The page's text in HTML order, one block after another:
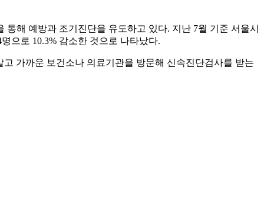
해 예방과 조기진단을 유도하고 있다. 지난 7월 기준 서울시
으로 10.3% 감소한 것으로 나타났다.
가까운 보건소나 의료기관을 방문해 신속진단검사를 받는